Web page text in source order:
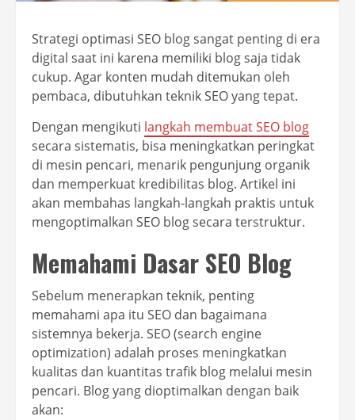
Strategi optimasi SEO blog sangat penting di era
digital saat ini karena memiliki blog saja tidak
cukup. Agar konten mudah ditemukan oleh
pembaca, dibutuhkan teknik SEO yang tepat.
Dengan mengikuti langkah membuat SEO blog
secara sistematis, bisa meningkatkan peringkat
di mesin pencari, menarik pengunjung organik
dan memperkuat kredibilitas blog. Artikel ini
akan membahas langkah-langkah praktis untuk
mengoptimalkan SEO blog secara terstruktur.
Memahami Dasar SEO Blog
Sebelum menerapkan teknik, penting
memahami apa itu SEO dan bagaimana
sistemnya bekerja. SEO (search engine
optimization) adalah proses meningkatkan
kualitas dan kuantitas trafik blog melalui mesin
pencari. Blog yang dioptimalkan dengan baik
akan: